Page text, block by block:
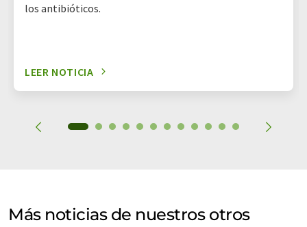
los antibióticos.
LEER NOTICIA
Más noticias de nuestros otros